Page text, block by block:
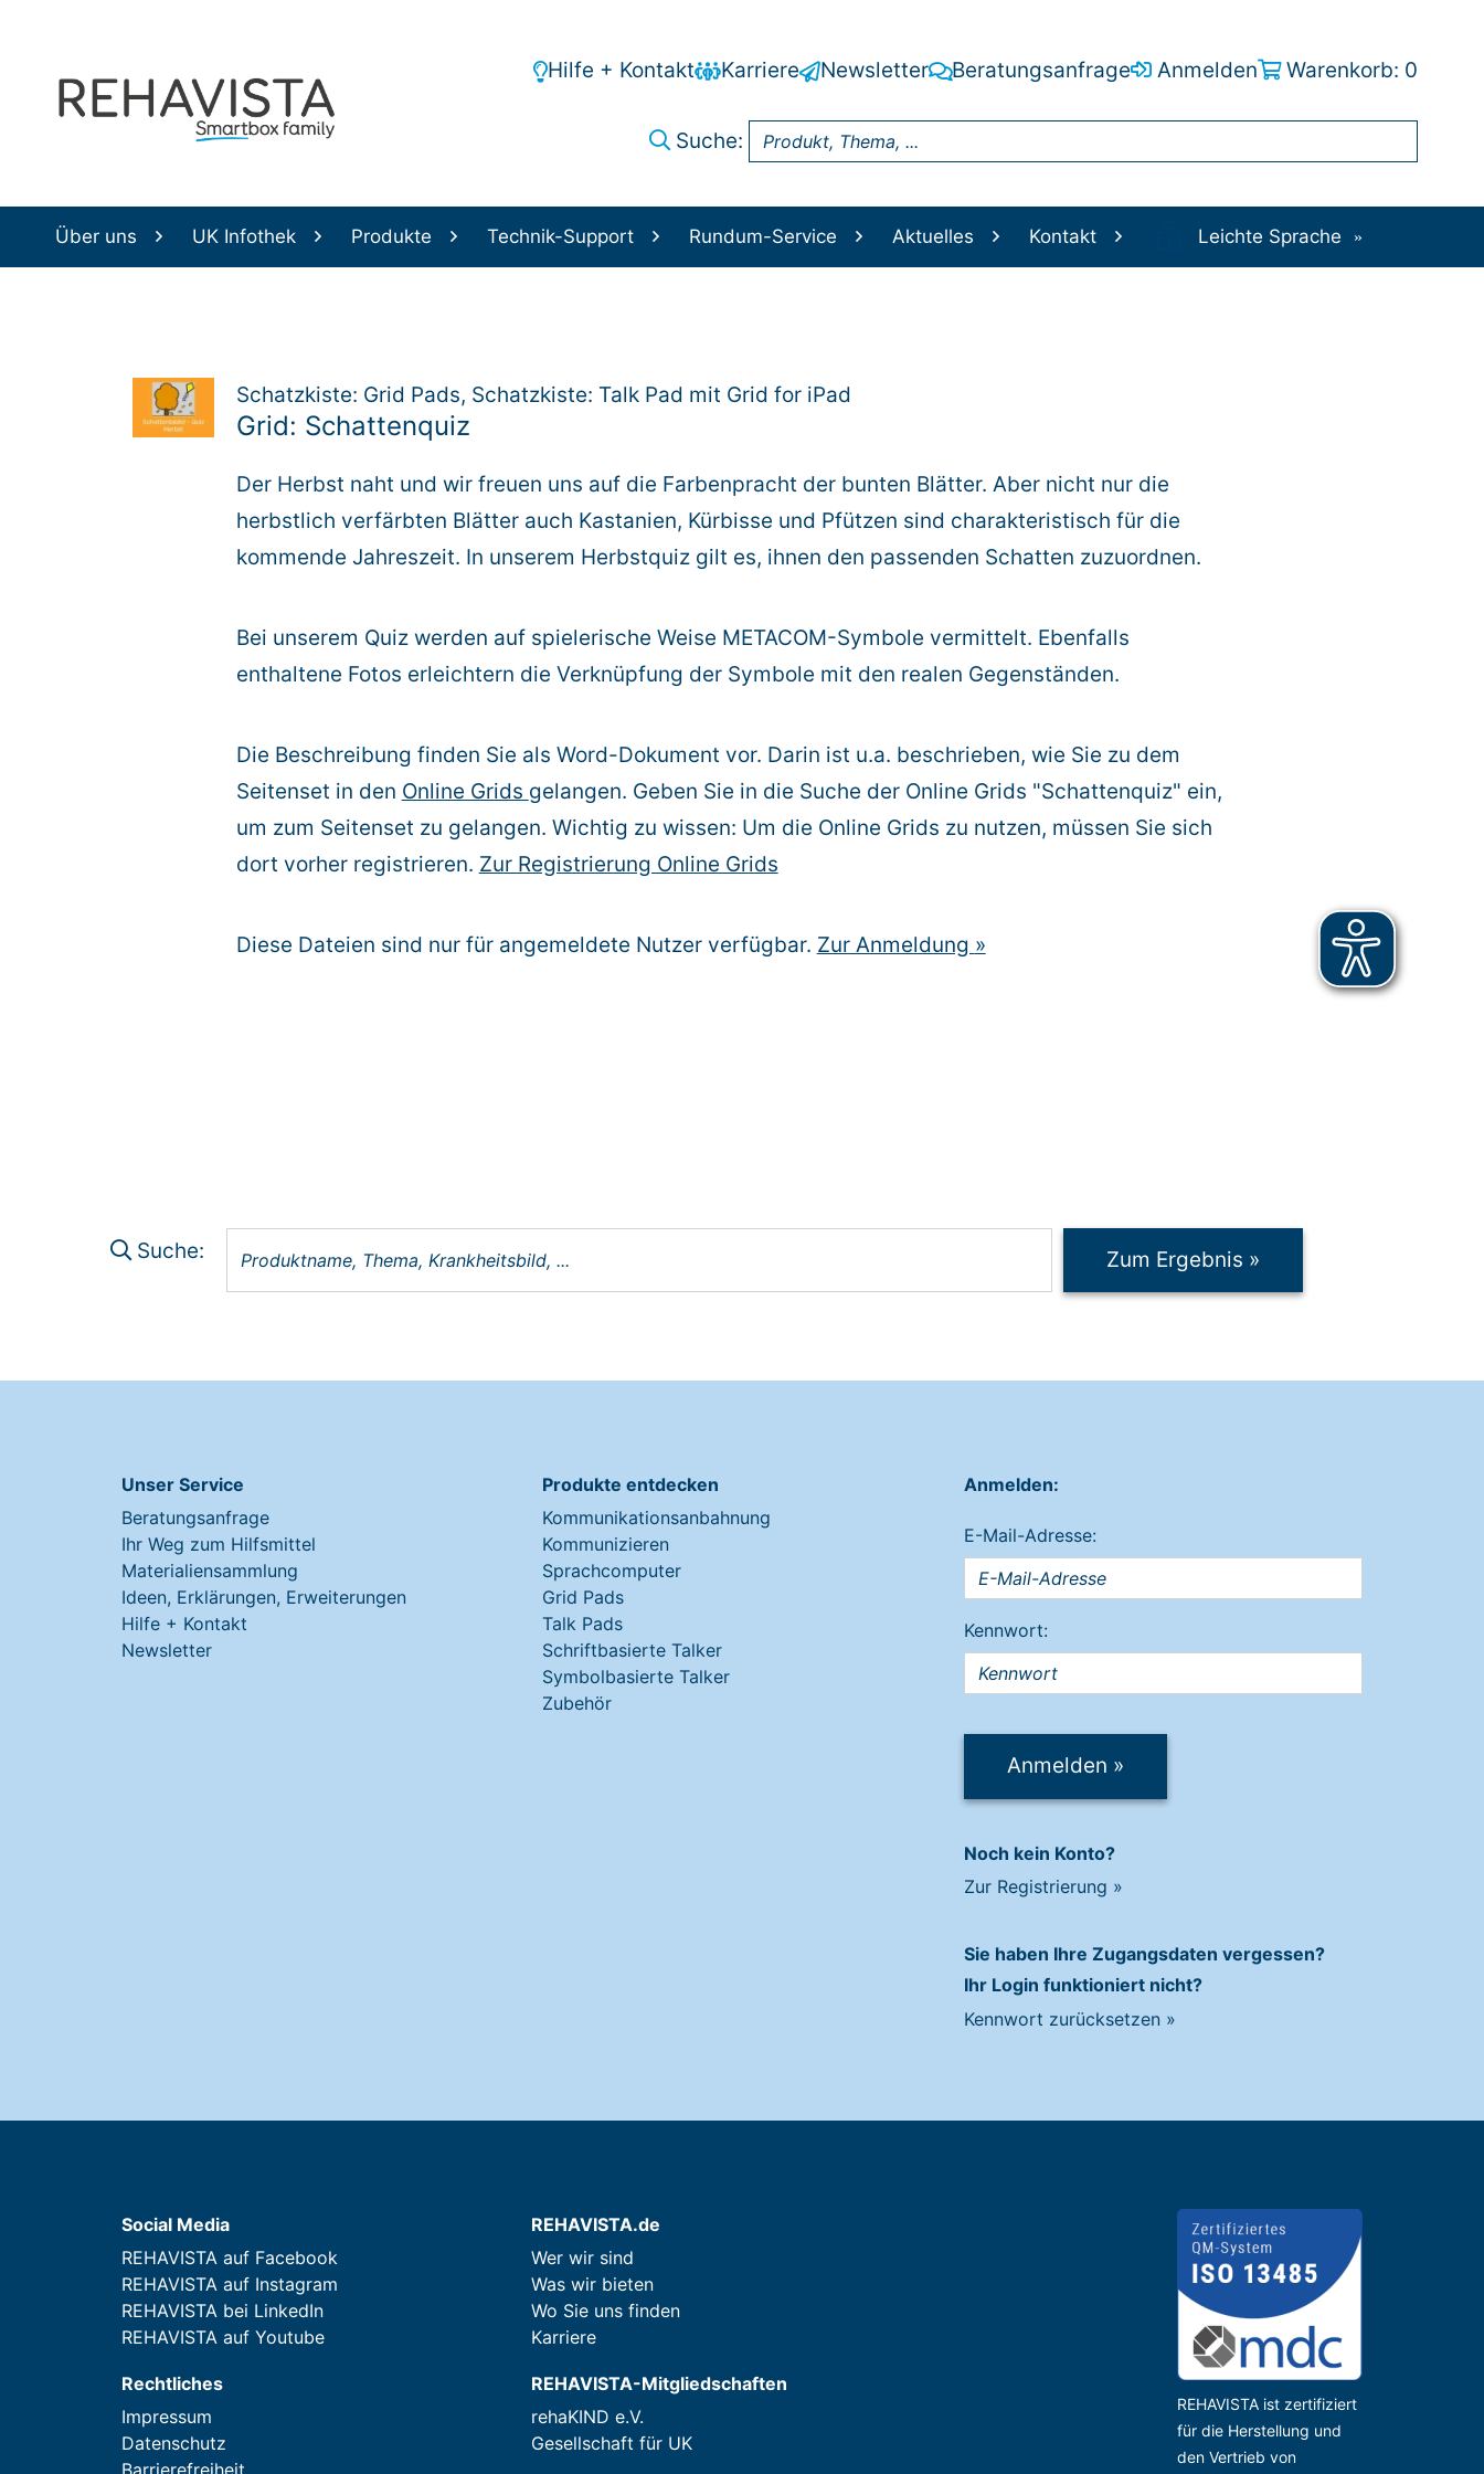
Hilfe + Kontakt Karriere Newsletter Beratungsanfrage Anmelden Warenkorb: 0
Suche:
Über uns UK Infothek Produkte Technik-Support Rundum-Service Aktuelles Kontakt Leichte Sprache
Schatzkiste: Grid Pads, Schatzkiste: Talk Pad mit Grid for iPad
Grid: Schattenquiz
Der Herbst naht und wir freuen uns auf die Farbenpracht der bunten Blätter. Aber nicht nur die
herbstlich verfärbten Blätter auch Kastanien, Kürbisse und Pfützen sind charakteristisch für die
kommende Jahreszeit. In unserem Herbstquiz gilt es, ihnen den passenden Schatten zuzuordnen.
Bei unserem Quiz werden auf spielerische Weise METACOM-Symbole vermittelt. Ebenfalls
enthaltene Fotos erleichtern die Verknüpfung der Symbole mit den realen Gegenständen.
Die Beschreibung finden Sie als Word-Dokument vor. Darin ist u.a. beschrieben, wie Sie zu dem
Seitenset in den Online Grids gelangen. Geben Sie in die Suche der Online Grids "Schattenquiz" ein,
um zum Seitenset zu gelangen. Wichtig zu wissen: Um die Online Grids zu nutzen, müssen Sie sich
dort vorher registrieren. Zur Registrierung Online Grids
Diese Dateien sind nur für angemeldete Nutzer verfügbar. Zur Anmeldung »
Suche: Zum Ergebnis »
Unser Service
Beratungsanfrage
Ihr Weg zum Hilfsmittel
Materialiensammlung
Ideen, Erklärungen, Erweiterungen
Hilfe + Kontakt
Newsletter
Produkte entdecken
Kommunikationsanbahnung
Kommunizieren
Sprachcomputer
Grid Pads
Talk Pads
Schriftbasierte Talker
Symbolbasierte Talker
Zubehör
Anmelden:
E-Mail-Adresse:
Kennwort:
Anmelden »
Noch kein Konto?
Zur Registrierung »
Sie haben Ihre Zugangsdaten vergessen?
Ihr Login funktioniert nicht?
Kennwort zurücksetzen »
Social Media
REHAVISTA auf Facebook
REHAVISTA auf Instagram
REHAVISTA bei LinkedIn
REHAVISTA auf Youtube
REHAVISTA.de
Wer wir sind
Was wir bieten
Wo Sie uns finden
Karriere
Rechtliches
Impressum
Datenschutz
Barrierefreiheit
REHAVISTA-Mitgliedschaften
rehaKIND e.V.
Gesellschaft für UK
REHAVISTA ist zertifiziert
für die Herstellung und
den Vertrieb von